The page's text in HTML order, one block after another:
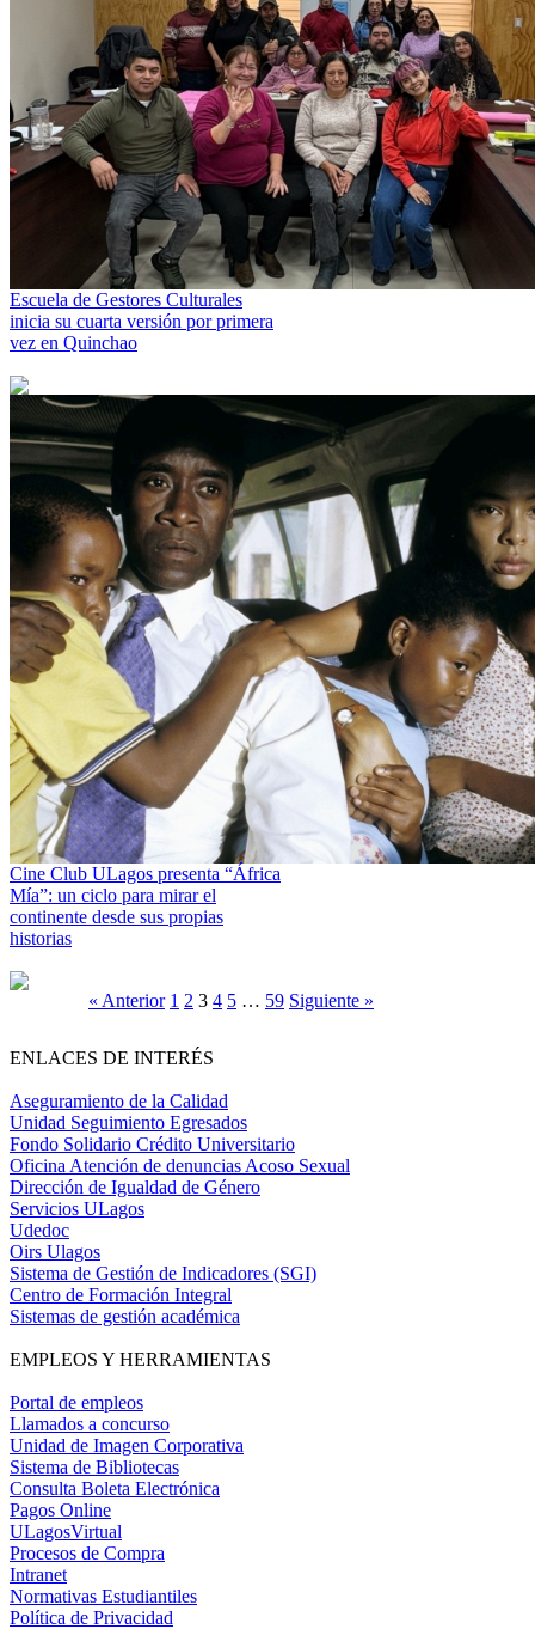
Escuela de Gestores Culturales
inicia su cuarta versión por primera
vez en Quinchao
Cine Club ULagos presenta “África
Mía”: un ciclo para mirar el
continente desde sus propias
historias
« Anterior 1 2 3 4 5 … 59 Siguiente »
ENLACES DE INTERÉS
Aseguramiento de la Calidad
Unidad Seguimiento Egresados
Fondo Solidario Crédito Universitario
Oficina Atención de denuncias Acoso Sexual
Dirección de Igualdad de Género
Servicios ULagos
Udedoc
Oirs Ulagos
Sistema de Gestión de Indicadores (SGI)
Centro de Formación Integral
Sistemas de gestión académica
EMPLEOS Y HERRAMIENTAS
Portal de empleos
Llamados a concurso
Unidad de Imagen Corporativa
Sistema de Bibliotecas
Consulta Boleta Electrónica
Pagos Online
ULagosVirtual
Procesos de Compra
Intranet
Normativas Estudiantiles
Política de Privacidad